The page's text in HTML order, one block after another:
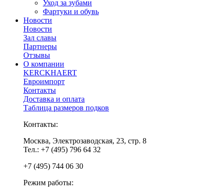
Уход за зубами
Фартуки и обувь
Новости
Новости
Зал славы
Партнеры
Отзывы
О компании
KERCKHAERT
Евроимпорт
Контакты
Доставка и оплата
Таблица размеров подков
Контакты:
Москва, Электрозаводская, 23, стр. 8
Тел.: +7 (495) 796 64 32
+7 (495) 744 06 30
Режим работы: